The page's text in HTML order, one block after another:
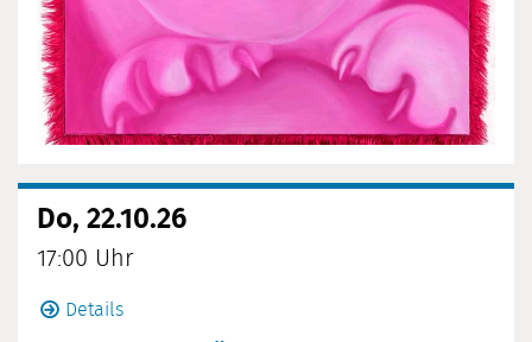
Do, 22.10.26
17:00 Uhr
Details